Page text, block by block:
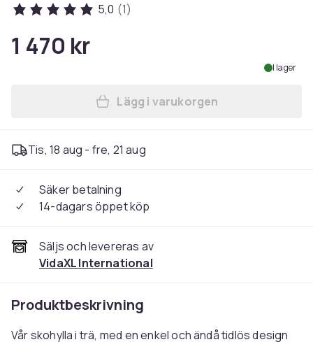
5,0 (1)
1 470 kr
I lager
Lägg till vidaXL Skohylla
Lägg i varukorgen
Tis, 18 aug - fre, 21 aug
Säker betalning
14-dagars öppet köp
Säljs och levereras av
VidaXL International
Produktbeskrivning
Vår skohylla i trä, med en enkel och ändå tidlös design